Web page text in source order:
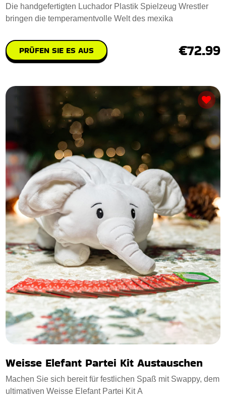
Die handgefertigten Luchador Plastik Spielzeug Wrestler
bringen die temperamentvolle Welt des mexika
PRÜFEN SIE ES AUS €72.99
Weisse Elefant Partei Kit Austauschen
Machen Sie sich bereit für festlichen Spaß mit Swappy, dem
ultimativen Weisse Elefant Partei Kit A